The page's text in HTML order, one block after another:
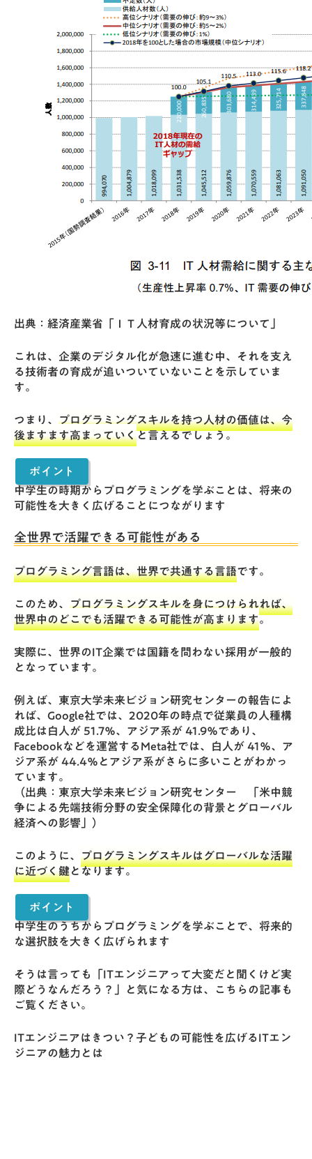
出典：経済産業省「 ＩＴ人材育成の状況等について」
これは、企業のデジタル化が急速に進む中、それを支え
る技術者の育成が追いついていないことを示していま
す。
つまり、 プログラミングスキルを持つ人材の価値は、今
後ますます高まっていくと言えるでしょう。
ポイント
中学生の時期からプログラミングを学ぶことは、将来の
可能性を大きく広げることにつながります
全世界で活躍できる可能性がある
プログラミング言語は、世界で共通する言語です。
このため、 プログラミングスキルを身につけられれば、
世界中のどこでも活躍できる可能性が高まります。
実際に、世界のIT企業では国籍を問わない採用が一般的
となっています。
例えば、 東京大学未来ビジョン研究センターの報告によ
れば、Google社では、2020年の時点で従業員の人種構
成比は白人が 51.7％、アジア系が 41.9％であり、
Facebookなどを運営するMeta社では、白人が 41％、ア
ジア系が 44.4％とアジア系がさらに多いことがわかっ
ています。
（出典：東京大学未来ビジョン研究センター 「米中競
争による先端技術分野の安全保障化の背景とグローバル
経済への影響」）
このように、 プログラミングスキルはグローバルな活躍
に近づく鍵となります。
ポイント
中学生のうちからプログラミングを学ぶことで、将来的
な選択肢を大きく広げられます
そうは言っても「ITエンジニアって大変だと聞くけど実
際どうなんだろう？」と気になる方は、こちらの記事も
ご覧ください。
ITエンジニアはきつい？子どもの可能性を広げるITエン
ジニアの魅力とは